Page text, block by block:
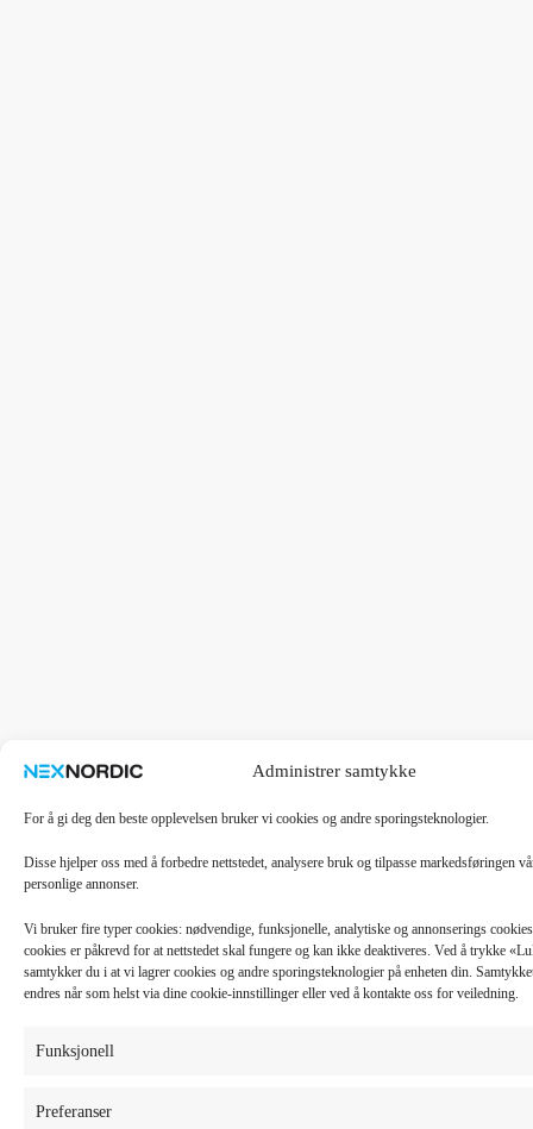
Administrer samtykke
For å gi deg den beste opplevelsen bruker vi cookies og andre sporingsteknologier.
Disse hjelper oss med å forbedre nettstedet, analysere bruk og tilpasse markedsføringen
personlige annonser.
Vi bruker fire typer cookies: nødvendige, funksjonelle, analytiske og annonserings
cookies er påkrevd for at nettstedet skal fungere og kan ikke deaktiveres. Ved å trykke
samtykker du i at vi lagrer cookies og andre sporingsteknologier på enheten din.
endres når som helst via dine cookie-innstillinger eller ved å kontakte oss for veiledning.
Funksjonell
Preferanser